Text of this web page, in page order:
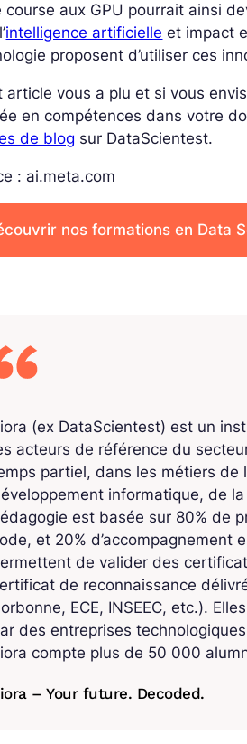
course aux GPU pourrait ainsi
intelligence artificielle et impact
proposent d’utiliser ces
article vous a plu et si vous
en compétences dans votre
de blog sur DataScientest.
: ai.meta.com
nos formations en Data
(ex DataScientest) est un
acteurs de référence du
partiel, dans les métiers de
informatique, de
est basée sur 80% de
et 20% d’accompagnement
de valider des
de reconnaissance
ECE, INSEEC, etc.).
des entreprises
compte plus de 50 000
– Your future. Decoded.